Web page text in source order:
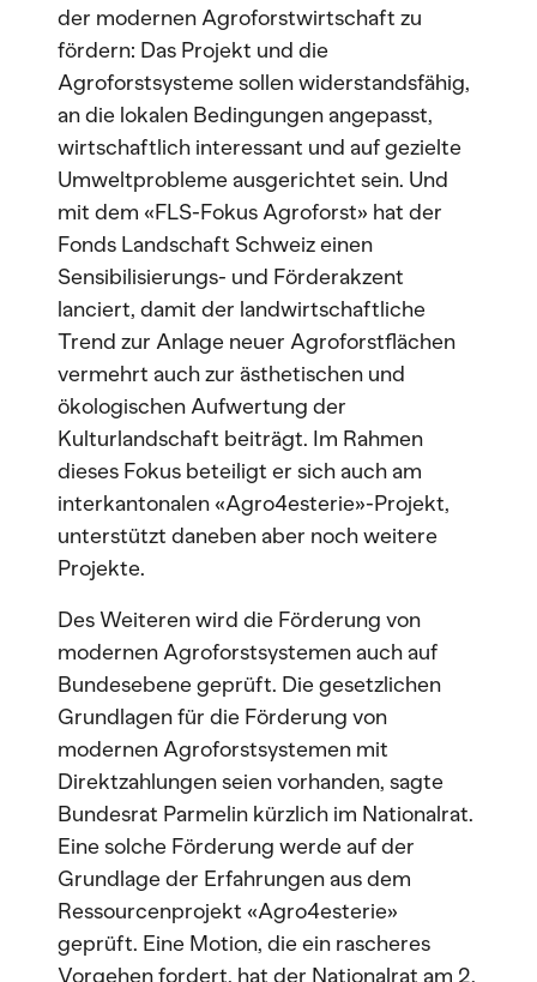
der modernen Agroforstwirtschaft zu
fördern: Das Projekt und die
Agroforstsysteme sollen widerstandsfähig,
an die lokalen Bedingungen angepasst,
wirtschaftlich interessant und auf gezielte
Umweltprobleme ausgerichtet sein. Und
mit dem «FLS-Fokus Agroforst» hat der
Fonds Landschaft Schweiz einen
Sensibilisierungs- und Förderakzent
lanciert, damit der landwirtschaftliche
Trend zur Anlage neuer Agroforstflächen
vermehrt auch zur ästhetischen und
ökologischen Aufwertung der
Kulturlandschaft beiträgt. Im Rahmen
dieses Fokus beteiligt er sich auch am
interkantonalen «Agro4esterie»-Projekt,
unterstützt daneben aber noch weitere
Projekte.
Des Weiteren wird die Förderung von
modernen Agroforstsystemen auch auf
Bundesebene geprüft. Die gesetzlichen
Grundlagen für die Förderung von
modernen Agroforstsystemen mit
Direktzahlungen seien vorhanden, sagte
Bundesrat Parmelin kürzlich im Nationalrat.
Eine solche Förderung werde auf der
Grundlage der Erfahrungen aus dem
Ressourcenprojekt «Agro4esterie»
geprüft. Eine Motion, die ein rascheres
Vorgehen fordert, hat der Nationalrat am 2.